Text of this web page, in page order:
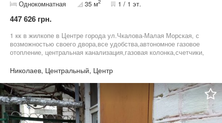
Однокомнатная 35 м2 1 / 1 эт.
447 626 грн.
1 кк в жилкопе в Центре города ул.Чкалова-Малая Морская, с
возможностью своего двора,все удобства,автономное газовое
отопление, центральная канализация,газовая колонка,счетчики,
расширения площади квартири. Двор на 4 хозяина. Вьезд для
авто,место под гараж.Состояние под капитальний ремонт и
застройку нового дома,10000 уе. .ТОРГ Рядом транспорт,
школа,детский сад, Дом культури Судостроителей, детский
городок Сказка, магазини, кафе, мастерская, отделения банков,
пр. блага цивилизации
Николаев, Центральный, Центр